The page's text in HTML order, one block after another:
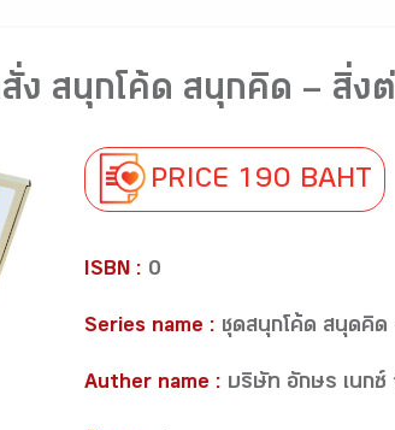
ง สนุกโค้ด สนุกคิด – สิ่ง
PRICE 190 BAHT
ISBN : 0
Series name : ชุดสนุกโค้ด สนุดคิด
Auther name : บริษัท อักษร เนกซ์